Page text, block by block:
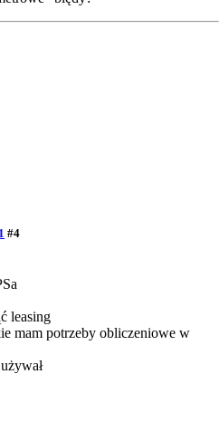
#4
leasing
mam potrzeby obliczeniowe w